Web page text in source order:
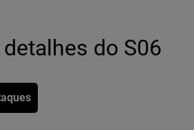
detalhes do S06